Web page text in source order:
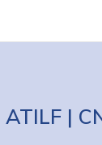
ATILF |